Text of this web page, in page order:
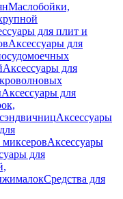
Маслобойки,
для плит и
Аксессуары для
Аксессуары для
Аксессуары для
Аксессуары
миксеровАксессуары
для
Средства для